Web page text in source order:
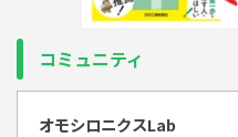
コミュニティ
オモシロニクスLab